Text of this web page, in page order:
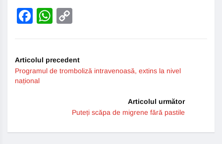
Facebook
WhatsApp
Articolul precedent
Programul de tromboliză intravenoasă, extins la nivel
național
Articolul următor
Puteți scăpa de migrene fără pastile